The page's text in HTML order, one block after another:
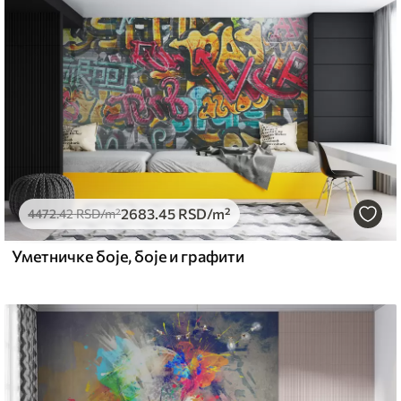
.00 RSD /m²
and Stick
.674900.00RSD/m²
4472.42RSD/m²2683 .45 RSD/m²
Уметничке боје, боје и графити